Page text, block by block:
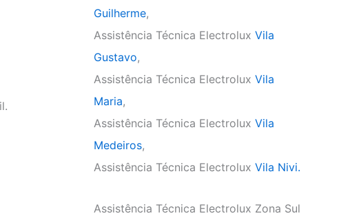
Guilherme,
Assistência Técnica Electrolux Vila
Gustavo,
Assistência Técnica Electrolux Vila
Maria,
Assistência Técnica Electrolux Vila
Medeiros,
Assistência Técnica Electrolux Vila Nivi.
Assistência Técnica Electrolux Zona Sul